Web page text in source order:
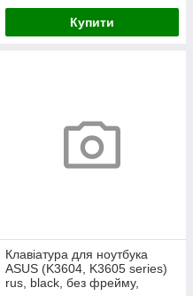
Купити
Клавіатура для ноутбука
ASUS (K3604, K3605 series)
rus, black, без фрейму,